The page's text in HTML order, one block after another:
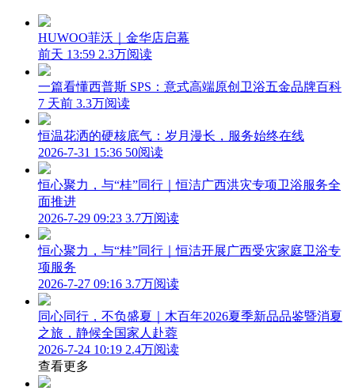
HUWOO菲沃｜金华店启幕
前天 13:59 2.3万阅读
一篇看懂西普斯 SPS：意式高端原创卫浴五金品牌百科
7 天前 3.3万阅读
恒温花洒的硬核底气：岁月漫长，服务始终在线
2026-7-31 15:36 50阅读
恒心聚力，与“桂”同行｜恒洁广西洪灾专项卫浴服务全
面推进
2026-7-29 09:23 3.7万阅读
恒心聚力，与“桂”同行｜恒洁开展广西受灾家庭卫浴专
项服务
2026-7-27 09:16 3.7万阅读
同心同行，不负盛夏｜木百年2026夏季新品品鉴暨消夏
之旅，静候全国家人赴蓉
2026-7-24 10:19 2.4万阅读
查看更多